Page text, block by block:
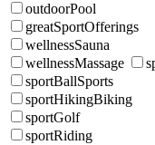
outdoorPool
greatSportOfferings
wellnessSauna
wellnessMassage
sportBallSports
sportHikingBiking
sportGolf
sportRiding